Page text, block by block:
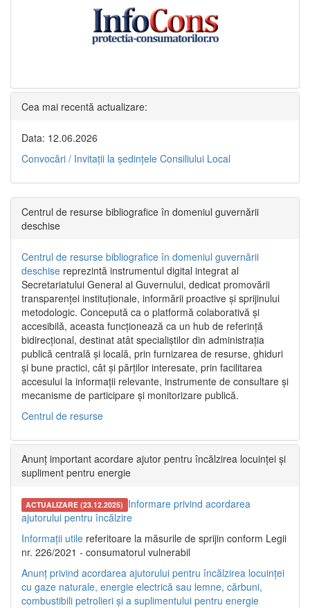
Cea mai recentă actualizare:
Data: 12.06.2026
Convocări / Invitaţii la şedinţele Consiliului Local
Centrul de resurse bibliografice în domeniul guvernării
deschise
Centrul de resurse bibliografice în domeniul guvernării
deschise reprezintă instrumentul digital integrat al
Secretariatului General al Guvernului, dedicat promovării
transparenței instituționale, informării proactive și sprijinului
metodologic. Concepută ca o platformă colaborativă și
accesibilă, aceasta funcționează ca un hub de referință
bidirecțional, destinat atât specialiștilor din administrația
publică centrală și locală, prin furnizarea de resurse, ghiduri
și bune practici, cât și părților interesate, prin facilitarea
accesului la informații relevante, instrumente de consultare și
mecanisme de participare și monitorizare publică.
Centrul de resurse
Anunț important acordare ajutor pentru încălzirea locuinței și
supliment pentru energie
ACTUALIZARE (23.12.2025) Informare privind acordarea
ajutorului pentru încălzire
Informații utile referitoare la măsurile de sprijin conform Legii
nr. 226/2021 - consumatorul vulnerabil
Anunț privind acordarea ajutorului pentru încălzirea locuinței
cu gaze naturale, energie electrică sau lemne, cărbuni,
combustibili petrolieri și a suplimentului pentru energie